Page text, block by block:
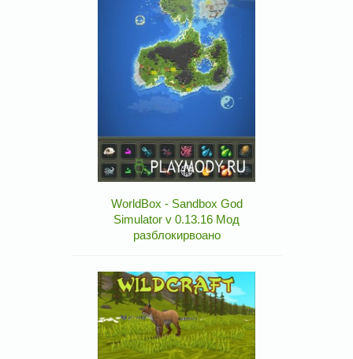
WorldBox - Sandbox God
Simulator v 0.13.16 Мод
разблокирвоано